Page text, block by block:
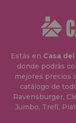
Estás en Casa
donde podrás
mejores precios
catálogo de
Ravensburger,
Jumbo, Trefl,